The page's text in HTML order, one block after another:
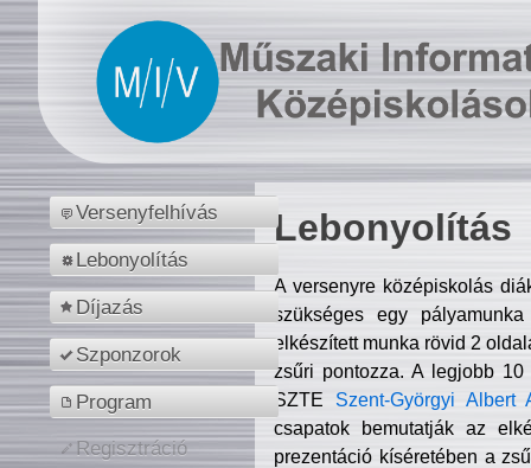
Versenyfelhívás
Lebonyolítás
Díjazás
Szponzorok
Program
Regisztráció
Lebonyolítás
A versenyre középiskolás
szükséges egy
elkészített munka rövid 2
zsűri pontozza. A legjobb
SZTE Szent-Györgyi Albert
csapatok bemutatják az
prezentáció kíséretében a